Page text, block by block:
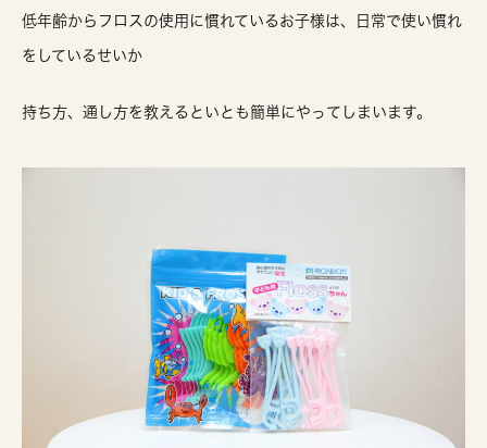
低年齢からフロスの使用に慣れているお子様は、日常で使い慣れ
をしているせいか
持ち方、通し方を教えるといとも簡単にやってしまいます。